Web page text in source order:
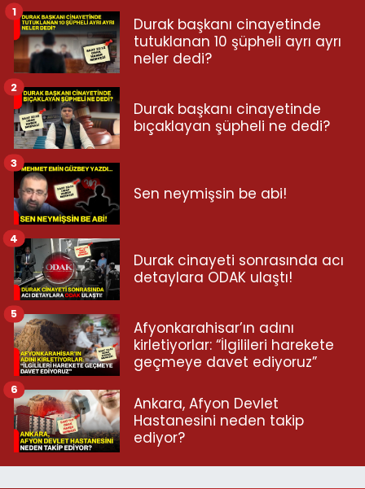
Durak başkanı cinayetinde
tutuklanan 10 şüpheli ayrı ayrı
neler dedi?
1
Durak başkanı cinayetinde
bıçaklayan şüpheli ne dedi?
2
Sen neymişsin be abi!
3
Durak cinayeti sonrasında acı
detaylara ODAK ulaştı!
4
Afyonkarahisar’ın adını
kirletiyorlar: “İlgilileri harekete
geçmeye davet ediyoruz”
5
Ankara, Afyon Devlet
Hastanesini neden takip
ediyor?
6